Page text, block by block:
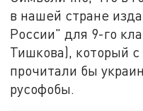
в нашей стране
России" для 9-го
Тишкова), который
прочитали бы
русофобы.